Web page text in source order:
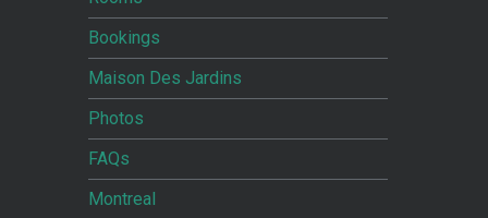
Bookings
Maison Des Jardins
Photos
FAQs
Montreal